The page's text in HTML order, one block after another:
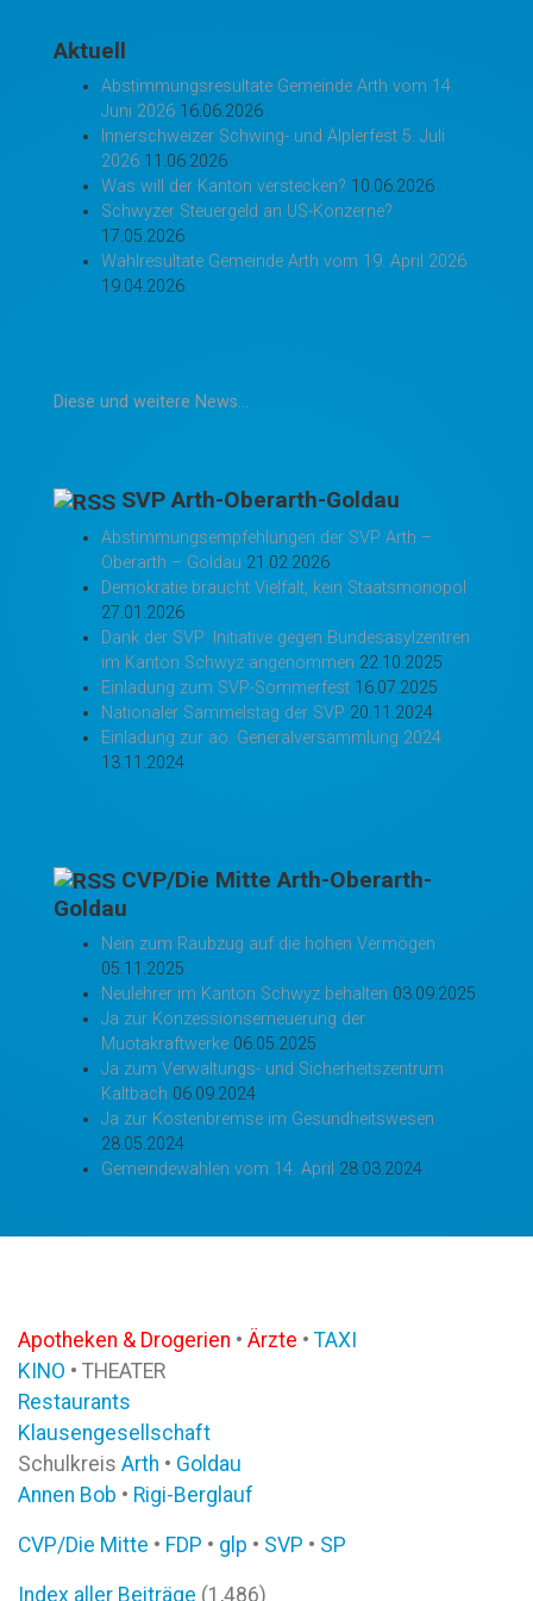
Aktuell
Abstimmungsresultate Gemeinde Arth vom 14.
Juni 2026 16.06.2026
Innerschweizer Schwing- und Älplerfest 5. Juli
2026 11.06.2026
Was will der Kanton verstecken? 10.06.2026
Schwyzer Steuergeld an US-Konzerne?
17.05.2026
Wahlresultate Gemeinde Arth vom 19. April 2026
19.04.2026
Diese und weitere News...
SVP Arth-Oberarth-Goldau
Abstimmungsempfehlungen der SVP Arth –
Oberarth – Goldau 21.02.2026
Demokratie braucht Vielfalt, kein Staatsmonopol
27.01.2026
Dank der SVP: Initiative gegen Bundesasylzentren
im Kanton Schwyz angenommen 22.10.2025
Einladung zum SVP-Sommerfest 16.07.2025
Nationaler Sammelstag der SVP 20.11.2024
Einladung zur ao. Generalversammlung 2024
13.11.2024
CVP/Die Mitte Arth-Oberarth-
Goldau
Nein zum Raubzug auf die hohen Vermögen
05.11.2025
Neulehrer im Kanton Schwyz behalten 03.09.2025
Ja zur Konzessionserneuerung der
Muotakraftwerke 06.05.2025
Ja zum Verwaltungs- und Sicherheitszentrum
Kaltbach 06.09.2024
Ja zur Kostenbremse im Gesundheitswesen
28.05.2024
Gemeindewahlen vom 14. April 28.03.2024
Apotheken & Drogerien • Ärzte • TAXI
KINO • THEATER
Restaurants
Klausengesellschaft
Schulkreis Arth • Goldau
Annen Bob • Rigi-Berglauf
CVP/Die Mitte • FDP • glp • SVP • SP
Index aller Beiträge (1,486)